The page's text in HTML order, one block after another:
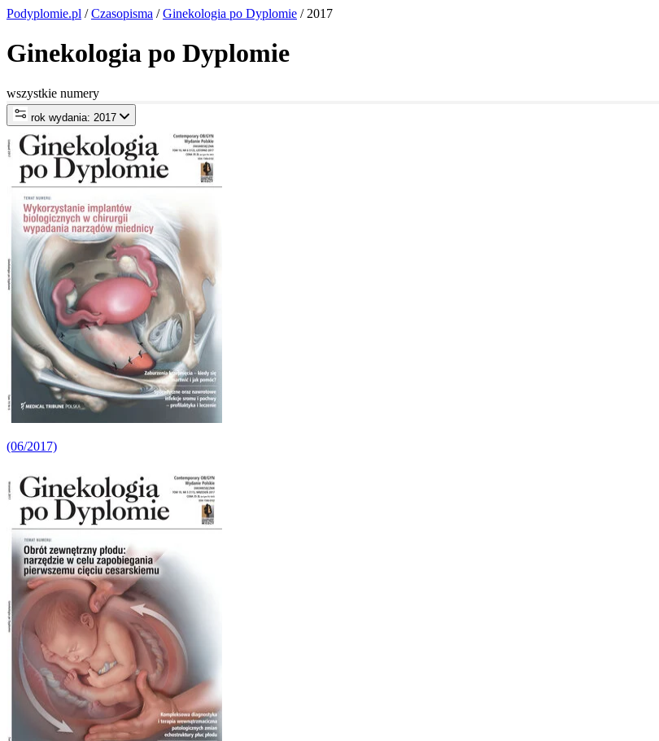
Podyplomie.pl /Czasopisma /Ginekologia po Dyplomie / 2017
Ginekologia po Dyplomie
wszystkie numery
rok wydania: 2017
(06/2017)